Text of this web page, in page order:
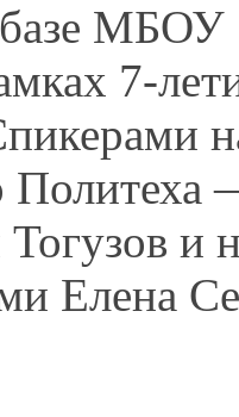
МБОУ
7-
Политеха
и
Елена